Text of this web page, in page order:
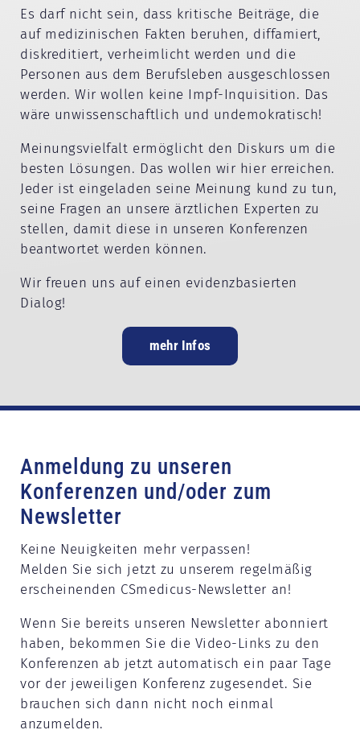
Es darf nicht sein, dass kritische Beiträge, die
auf medizinischen Fakten beruhen, diffamiert,
diskreditiert, verheimlicht werden und die
Personen aus dem Berufsleben ausgeschlossen
werden. Wir wollen keine Impf-Inquisition. Das
wäre unwissenschaftlich und undemokratisch!
Meinungsvielfalt ermöglicht den Diskurs um die
besten Lösungen. Das wollen wir hier erreichen.
Jeder ist eingeladen seine Meinung kund zu tun,
seine Fragen an unsere ärztlichen Experten zu
stellen, damit diese in unseren Konferenzen
beantwortet werden können.
Wir freuen uns auf einen evidenzbasierten
Dialog!
mehr Infos
Anmeldung zu unseren
Konferenzen und/oder zum
Newsletter
Keine Neuigkeiten mehr verpassen!
Melden Sie sich jetzt zu unserem regelmäßig
erscheinenden CSmedicus-Newsletter an!
Wenn Sie bereits unseren Newsletter abonniert
haben, bekommen Sie die Video-Links zu den
Konferenzen ab jetzt automatisch ein paar Tage
vor der jeweiligen Konferenz zugesendet. Sie
brauchen sich dann nicht noch einmal
anzumelden.